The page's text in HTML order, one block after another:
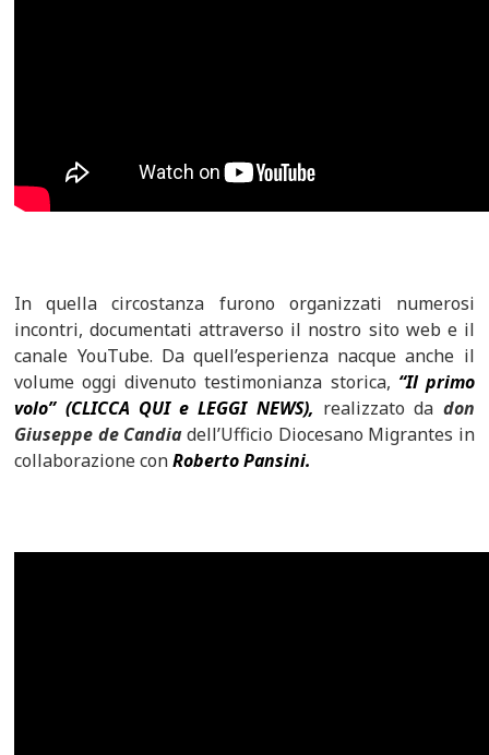
In quella circostanza furono organizzati numerosi
incontri, documentati attraverso il nostro sito web e il
canale YouTube. Da quell’esperienza nacque anche il
volume oggi divenuto testimonianza storica, “Il primo
volo” (CLICCA QUI e LEGGI NEWS), realizzato da don
Giuseppe de Candiadell’Ufficio Diocesano Migrantes in
collaborazione conRoberto Pansini.